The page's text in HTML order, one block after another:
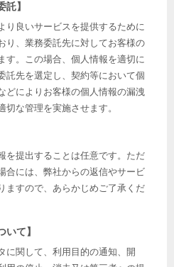
託】
り良いサービスを提供するために
り、業務委託先に対してお客様の
す。この場合、個人情報を適切に
託先を選定し、契約等において個
どによりお客様の個人情報の漏洩
な管理を実施させます。
を提出することは任意です。ただ
合には、弊社からの返信やサービ
ますので、あらかじめご了承くだ
いて】
に関して、利用目的の通知、開